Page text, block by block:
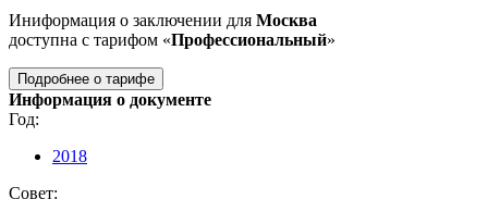
Иниформация о заключении для Москва
доступна с тарифом «Профессиональный»
Подробнее о тарифе
Информация о документе
Год:
2018
Совет: